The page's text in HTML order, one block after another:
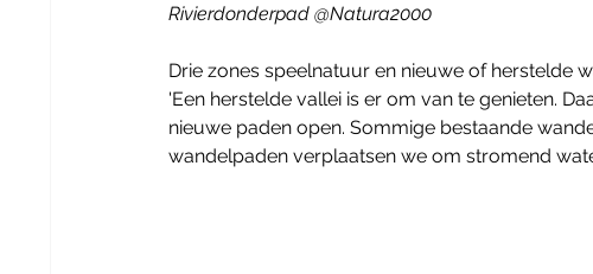
Rivierdonderpad @Natura2000
Drie zones speelnatuur en nieuwe of herstelde
'Een herstelde vallei is er om van te genieten.
nieuwe paden open. Sommige bestaande
wandelpaden verplaatsen we om stromend